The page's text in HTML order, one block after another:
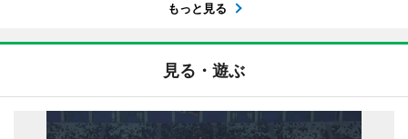
もっと見る
見る・遊ぶ